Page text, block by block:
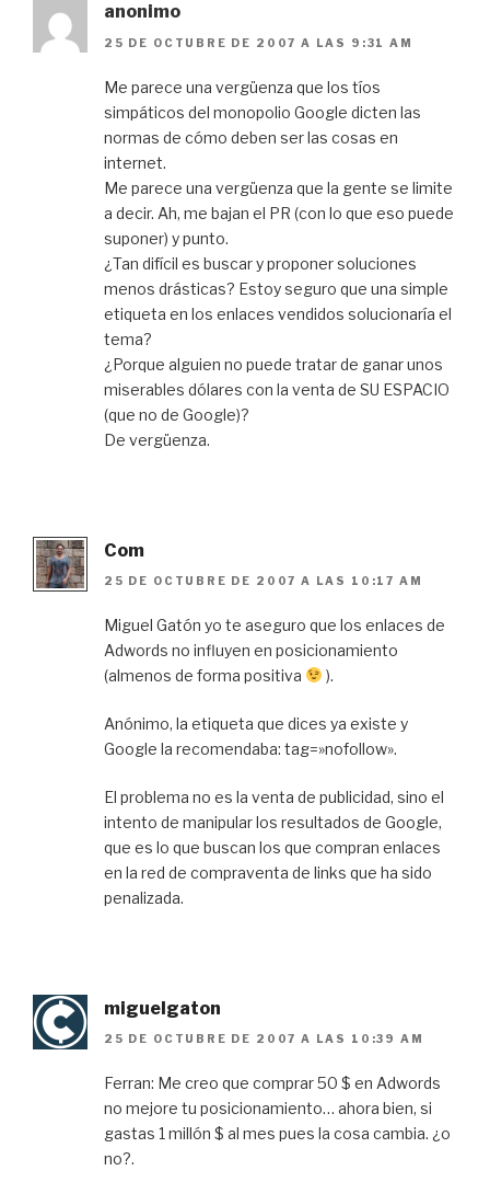
anonimo
25 DE OCTUBRE DE 2007 A LAS 9:31 AM
Me parece una vergüenza que los tíos
simpáticos del monopolio Google dicten las
normas de cómo deben ser las cosas en
internet.
Me parece una vergüenza que la gente se limite
a decir. Ah, me bajan el PR (con lo que eso puede
suponer) y punto.
¿Tan difícil es buscar y proponer soluciones
menos drásticas? Estoy seguro que una simple
etiqueta en los enlaces vendidos solucionaría el
tema?
¿Porque alguien no puede tratar de ganar unos
miserables dólares con la venta de SU ESPACIO
(que no de Google)?
De vergüenza.
Com
25 DE OCTUBRE DE 2007 A LAS 10:17 AM
Miguel Gatón yo te aseguro que los enlaces de
Adwords no influyen en posicionamiento
(almenos de forma positiva
).
Anónimo, la etiqueta que dices ya existe y
Google la recomendaba: tag=»nofollow».
El problema no es la venta de publicidad, sino el
intento de manipular los resultados de Google,
que es lo que buscan los que compran enlaces
en la red de compraventa de links que ha sido
penalizada.
miguelgaton
25 DE OCTUBRE DE 2007 A LAS 10:39 AM
Ferran: Me creo que comprar 50 $ en Adwords
no mejore tu posicionamiento… ahora bien, si
gastas 1 millón $ al mes pues la cosa cambia. ¿o
no?.